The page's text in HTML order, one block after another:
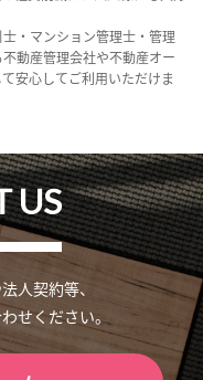
・マンション管理士・管理
動産管理会社や不動産オー
安心してご利用いただけま
US
人契約等、
せください。